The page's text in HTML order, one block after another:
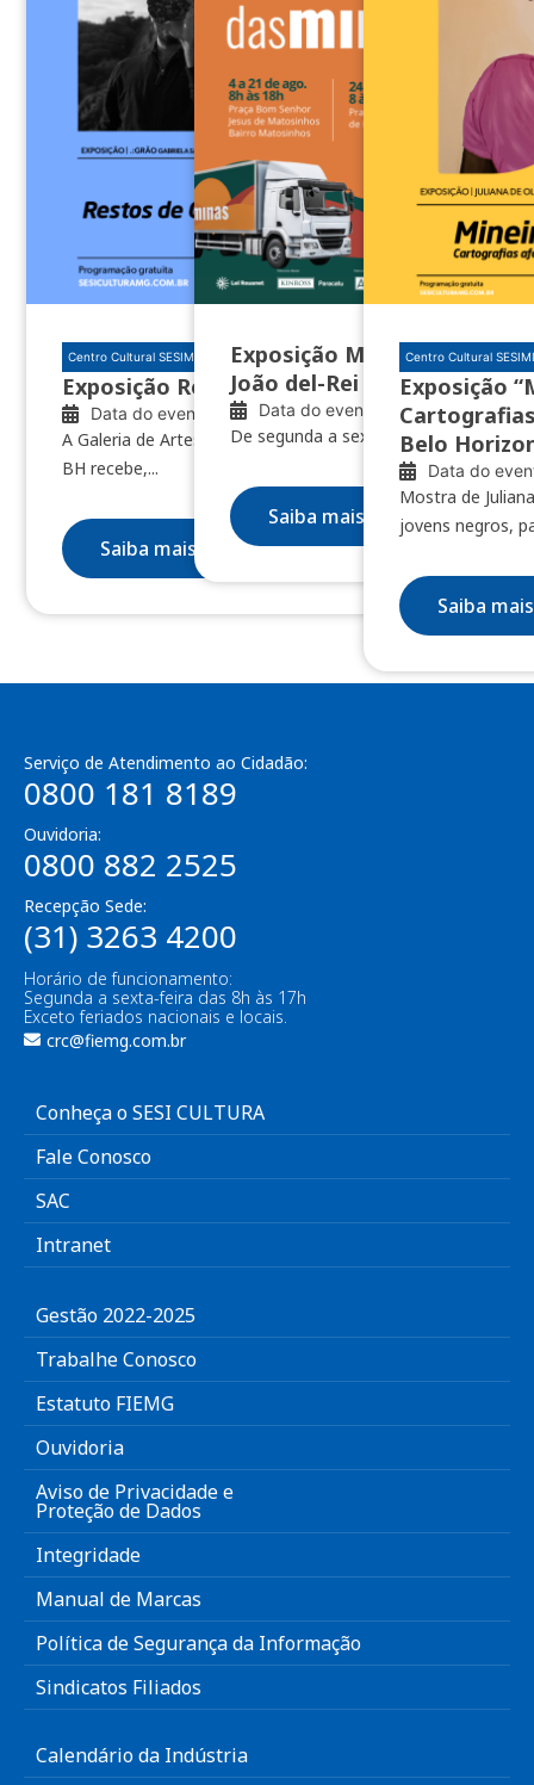
Centro Cultural SESIMINAS BH
Exposição Restos de clareúme
Data do evento: 10/07/2026
A Galeria de Artes do Centro Cultural SESIMINAS
BH recebe,...
Saiba mais
Exposição Minas das Minas
João del-Rei e Nazareno
Data do evento: 04/08/2026
De segunda a sexta, das 8h às 18h
Saiba mais
Centro Cultural
Exposição
Belo
Data do
Mostra de
jovens negros,
Saiba mais
Serviço de Atendimento ao Cidadão:
0800 181 8189
Ouvidoria:
0800 882 2525
Recepção Sede:
(31) 3263 4200
Horário de funcionamento:
Segunda a sexta-feira das 8h às 17h
Exceto feriados nacionais e locais.
crc@fiemg.com.br
Conheça o SESI CULTURA
Fale Conosco
SAC
Intranet
Gestão 2022-2025
Trabalhe Conosco
Estatuto FIEMG
Ouvidoria
Aviso de Privacidade e
Proteção de Dados
Integridade
Manual de Marcas
Política de Segurança da Informação
Sindicatos Filiados
Calendário da Indústria